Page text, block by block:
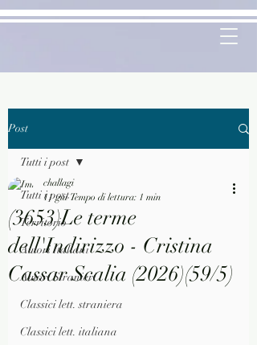
Post
Tutti i post
Territorio
Autori Italiani
Autori Stranieri
Classici lett. straniera
Classici lett. italiana
Tutti i post
(3653)Le terme
dell'Indirizzo - Cristina
Cassar Scalia (2026)(59/5)
challagi
11 giu Tempo di lettura: 1 min